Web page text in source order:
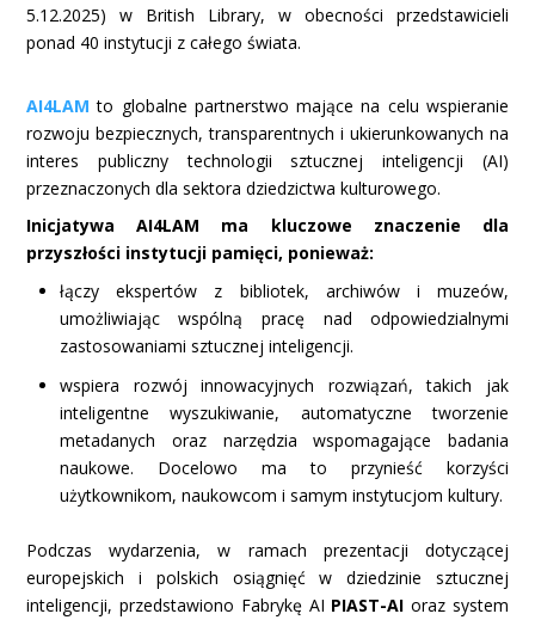
5.12.2025) w British Library, w obecności przedstawicieli
ponad 40 instytucji z całego świata.
AI4LAM to globalne partnerstwo mające na celu wspieranie
rozwoju bezpiecznych, transparentnych i ukierunkowanych na
interes publiczny technologii sztucznej inteligencji (AI)
przeznaczonych dla sektora dziedzictwa kulturowego.
Inicjatywa AI4LAM ma kluczowe znaczenie dla
przyszłości instytucji pamięci, ponieważ:
łączy ekspertów z bibliotek, archiwów i muzeów,
umożliwiając wspólną pracę nad odpowiedzialnymi
zastosowaniami sztucznej inteligencji.
wspiera rozwój innowacyjnych rozwiązań, takich jak
inteligentne wyszukiwanie, automatyczne tworzenie
metadanych oraz narzędzia wspomagające badania
naukowe. Docelowo ma to przynieść korzyści
użytkownikom, naukowcom i samym instytucjom kultury.
Podczas wydarzenia, w ramach prezentacji dotyczącej
europejskich i polskich osiągnięć w dziedzinie sztucznej
inteligencji, przedstawiono Fabrykę AI PIAST-AI oraz system